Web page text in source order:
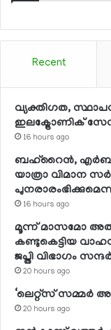
Recent
വ്യക്തിഗത,
ഇലക്ട്രോണിക്
16 hours ago
ബഹ്റൈന്‍,
യാത്രാ വിമാന
16 hours ago
മൂന്ന് മാസമോ
കണ്ടുകെട്ടിയ
ജപ്തി വിഭാഗം
20 hours ago
‘ലെറ്റ്‌സ് സമ്മര്‍
20 hours ago